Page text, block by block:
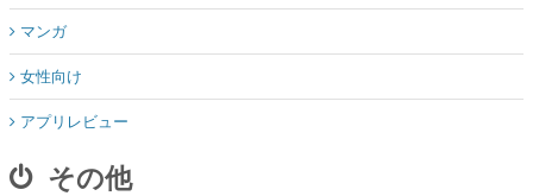
マンガ
女性向け
アプリレビュー
その他